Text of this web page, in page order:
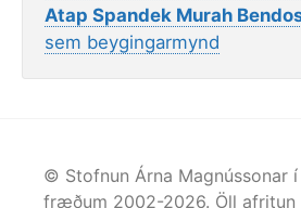
Atap Spandek Murah
sem beygingarmynd
© Stofnun Árna Magnússonar í
fræðum 2002-2026. Öll